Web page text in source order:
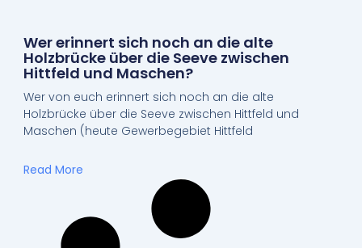
Wer erinnert sich noch an die alte
Holzbrücke über die Seeve zwischen
Hittfeld und Maschen?
Wer von euch erinnert sich noch an die alte
Holzbrücke über die Seeve zwischen Hittfeld und
Maschen (heute Gewerbegebiet Hittfeld
Read More